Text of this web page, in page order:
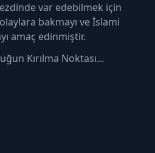
var edebilmek için
bakmayı ve İslami
amaç edinmiştir.
Kırılma Noktası...